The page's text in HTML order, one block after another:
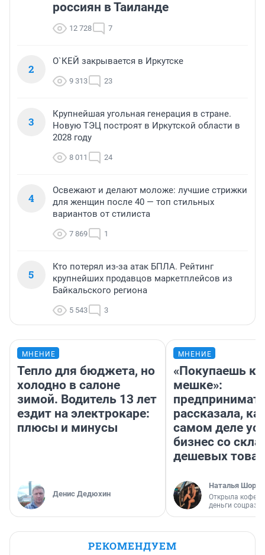
россиян в Таиланде
12 728 7
2
О`КЕЙ закрывается в Иркутске
9 313 23
3
Крупнейшая угольная генерация в стране.
Новую ТЭЦ построят в Иркутской области в
2028 году
8 011 24
4
Освежают и делают моложе: лучшие стрижки
для женщин после 40 — топ стильных
вариантов от стилиста
7 869 1
5
Кто потерял из-за атак БПЛА. Рейтинг
крупнейших продавцов маркетплейсов из
Байкальского региона
5 543 3
МНЕНИЕ
Тепло для бюджета, но
холодно в салоне
зимой. Водитель 13 лет
ездит на электрокаре:
плюсы и минусы
Денис Дедюхин
МНЕНИЕ
«Покупаешь
мешке»:
рассказала,
самом деле
бизнес со
дешевых
Наталья
Открыла
деньги
РЕКОМЕНДУЕМ